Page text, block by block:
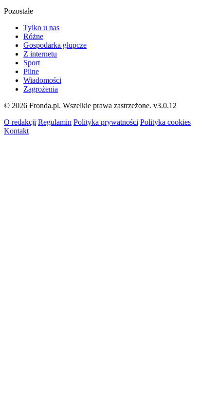
Pozostałe
Tylko u nas
Różne
Gospodarka głupcze
Z internetu
Sport
Pilne
Wiadomości
Zagrożenia
© 2026 Fronda.pl. Wszelkie prawa zastrzeżone. v3.0.12
O redakcji Regulamin Polityka prywatności Polityka cookies
Kontakt